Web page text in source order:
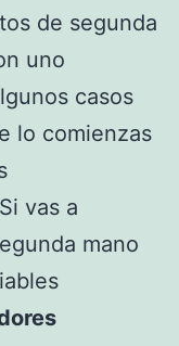
de segunda
uno
casos
lo comienzas
vas a
mano